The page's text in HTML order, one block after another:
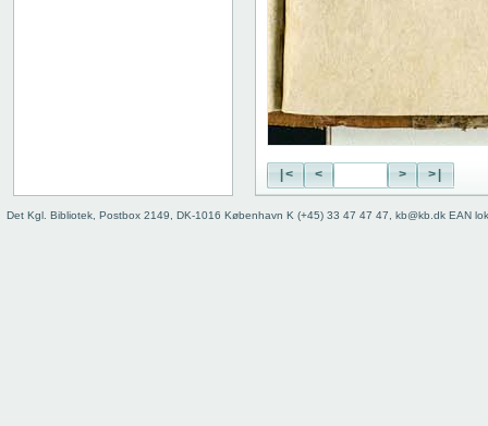
|< < > >|
Det Kgl. Bibliotek, Postbox 2149, DK-1016 København K (+45) 33 47 47 47, kb@kb.dk EAN